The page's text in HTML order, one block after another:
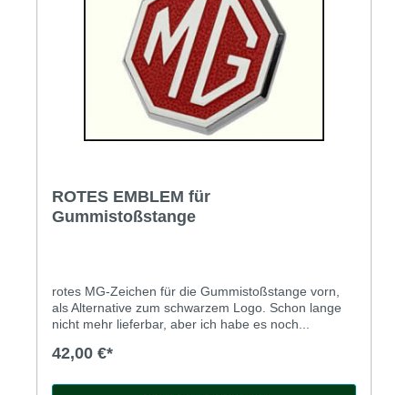
ROTES EMBLEM für
Gummistoßstange
rotes MG-Zeichen für die Gummistoßstange vorn,
als Alternative zum schwarzem Logo. Schon lange
nicht mehr lieferbar, aber ich habe es noch...
42,00 €*